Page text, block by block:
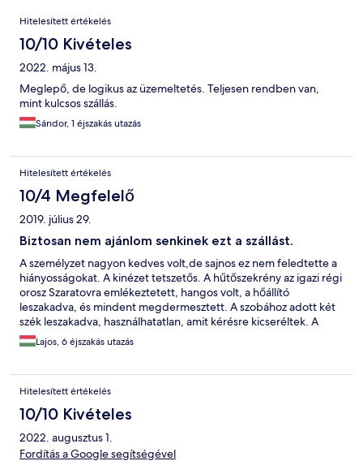
Értékelések
Hitelesített értékelés
10/10 Kivételes
2022. május 13.
Meglepő, de logikus az üzemeltetés. Teljesen rendben van,
mint kulcsos szállás.
Sándor, 1 éjszakás utazás
Hitelesített értékelés
10/4 Megfelelő
2019. július 29.
Biztosan nem ajánlom senkinek ezt a szállást.
A személyzet nagyon kedves volt,de sajnos ez nem feledtette a
hiányosságokat. A kinézet tetszetős. A hűtőszekrény az igazi régi
orosz Szaratovra emlékeztetett, hangos volt, a hőállító
leszakadva, és mindent megdermesztett. A szobához adott két
szék leszakadva, használhatatlan, amit kérésre kicseréltek. A
szoba szellőztetése a bejárati ajtó, és a teraszajtó volt. A baj csak
az, hogy a bejárati ajtó kilincsre nem volt zárható, csak kulcsra.
az eső befolyt a zárt ajtón keresztül is. A teraszajtónál a
szúnyogháló használhatatlanul szétszakadva. A fürdőszoba kicsit
penészszagú, és a lefolyóból apró bogarak mászkálnak fel,
egyébként amennyire az állapota engedte, tiszta volt. A
szekrényajtók kicsit leszakadva, némelyik bezárhatatlan. A
szekrény belül koszos volt, csak kitörlés után volt használható. A
Lajos, 6 éjszakás utazás
Hitelesített értékelés
10/10 Kivételes
2022. augusztus 1.
Fordítás a Google segítségével